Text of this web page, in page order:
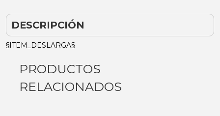
DESCRIPCIÓN
§ITEM_DESLARGA§
PRODUCTOS
RELACIONADOS